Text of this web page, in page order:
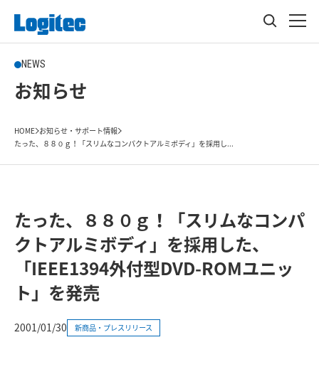
NEWS
お知らせ
HOME お知らせ・サポート情報
たった、８８０ｇ！「スリムなコンパクトアルミボディ」を採用し...
たった、８８０ｇ！「スリムなコンパ
クトアルミボディ」を採用した、
「IEEE1394外付型DVD-ROMユニッ
ト」を発売
2001/01/30 新商品・プレスリリース